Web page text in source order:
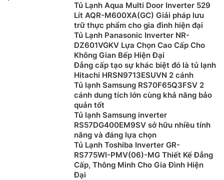
Tủ Lạnh Aqua Multi Door Inverter 529
Lít AQR-M600XA(GC) Giải pháp lưu
trữ thực phẩm cho gia đình hiện đại
Tủ Lạnh Panasonic Inverter NR-
DZ601VGKV Lựa Chọn Cao Cấp Cho
Không Gian Bếp Hiện Đại
Đẳng cấp tạo sự khác biệt đó là tủ lạnh
Hitachi HRSN9713ESUVN 2 cánh
Tủ lạnh Samsung RS70F65Q3FSV 2
cánh dung tích lớn cùng khả năng bảo
quản tốt
Tủ lạnh Samsung inverter
RS57DG400EM9SV sở hữu nhiều tính
năng và đáng lựa chọn
Tủ Lạnh Toshiba Inverter GR-
RS775WI-PMV(06)-MG Thiết Kế Đẳng
Cấp, Thông Minh Cho Gia Đình Hiện
Đại